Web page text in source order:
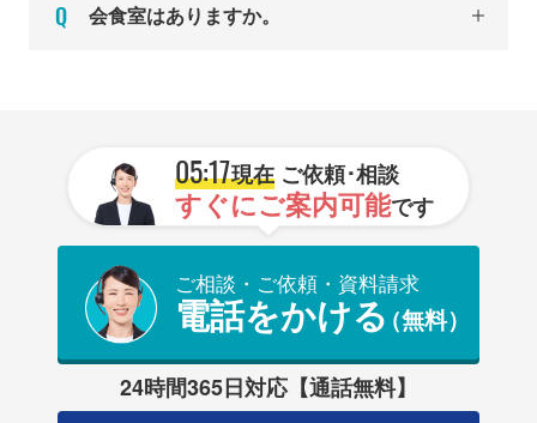
会食室はありますか。
05:17現在ご依頼･相談
すぐにご案内可能です
ご相談・ご依頼・資料請求
電話をかける（無料）
24時間365日対応【通話無料】